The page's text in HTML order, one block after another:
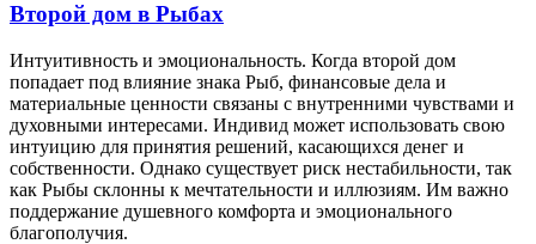
Второй дом в Рыбах
Интуитивность и эмоциональность. Когда второй дом
попадает под влияние знака Рыб, финансовые дела и
материальные ценности связаны с внутренними чувствами и
духовными интересами. Индивид может использовать свою
интуицию для принятия решений, касающихся денег и
собственности. Однако существует риск нестабильности, так
как Рыбы склонны к мечтательности и иллюзиям. Им важно
поддержание душевного комфорта и эмоционального
благополучия.